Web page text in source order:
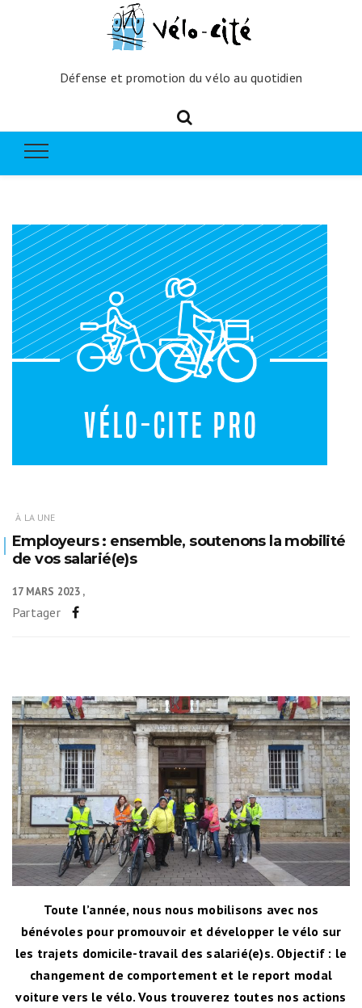
Défense et promotion du vélo au quotidien
À LA UNE
Employeurs : ensemble, soutenons la mobilité
de vos salarié(e)s
17 MARS 2023
Partager
Toute l’année, nous nous mobilisons avec nos
bénévoles pour promouvoir et développer le vélo sur
les trajets domicile-travail des salarié(e)s. Objectif : le
changement de comportement et le report modal
voiture vers le vélo. Vous trouverez toutes nos actions